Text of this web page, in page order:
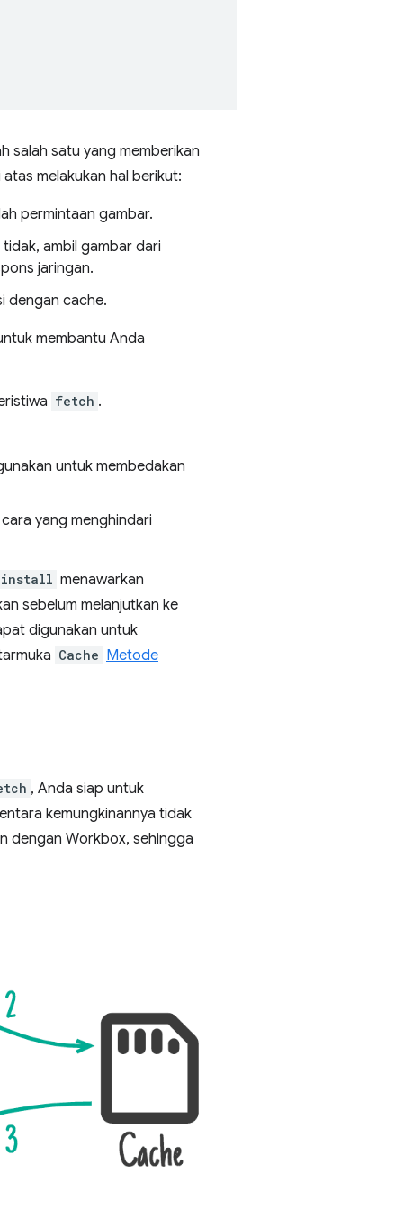
salah satu yang memberikan
melakukan hal berikut:
permintaan gambar.
ambil gambar dari
jaringan.
dengan cache.
membantu Anda
fetch .
untuk membedakan
yang menghindari
install menawarkan
sebelum melanjutkan ke
digunakan untuk
Cache Metode
, Anda siap untuk
kemungkinannya tidak
dengan Workbox, sehingga